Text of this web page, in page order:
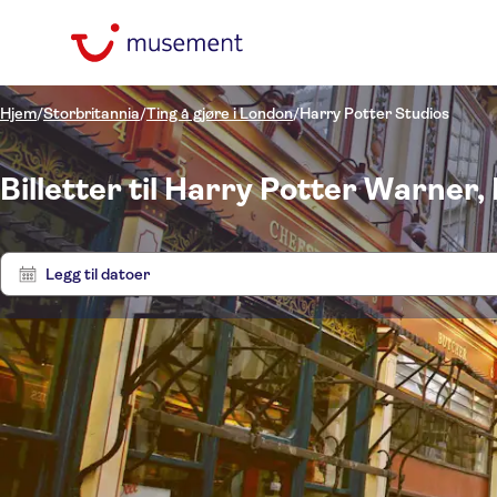
Hjem/Storbritannia/Ting å gjøre i London/Harry Potter Studios
Billetter til Harry Potter Warner,
Legg til datoer
Pris (voksen)
Min NOK Max NOK
Upphämtning på
hotellet
Alternativer
Gratis kansellering
Kategorier